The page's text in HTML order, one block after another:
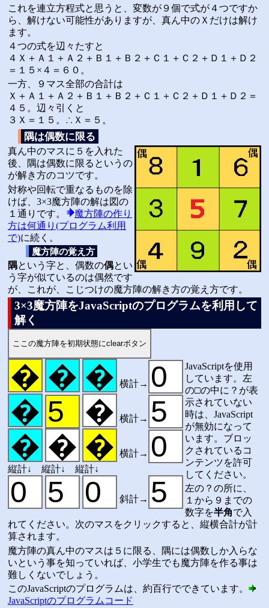
これを連立方程式と思うと、変数が９個で式が４つですか
ら、解けない可能性がありますが、真ん中のＸだけは解け
ます。
４つの式を辺々たすと
４Ｘ＋Ａ１＋Ａ２＋Ｂ１＋Ｂ２＋Ｃ１＋Ｃ２＋Ｄ１＋Ｄ２
＝１５×４＝６０。
一方、９マス全部の合計は
Ｘ＋Ａ１＋Ａ２＋Ｂ１＋Ｂ２＋Ｃ１＋Ｃ２＋Ｄ１＋Ｄ２＝
４５。辺々引くと
３Ｘ＝１５。∴Ｘ＝５。
隅は偶数に限る
真ん中のマスに５を入れた
後、隅は偶数に限るというの
が解き方のコツです。
対称や回転で重なるものを除
けば、3×3魔方陣の解は図の
１通りです。
魔方陣の作り
方は何通り(プログラム利用
で)に続く。
魔方陣の覚え方
隅という字と、偶数の偶とい
う字が似ているのは偶然です
が、これが、こじつけの魔方陣の解き方の覚え方です。
3×3魔方陣をJavaScriptのプログラムを利用して
解く
横計→
横計→
横計→
縦計↓ 縦計↓ 縦計↓
斜計→
JavaScriptを使用
しています。左
の□の中に？が表
示されていない
時は、JavaScript
が無効になって
います。ブロッ
クされているコ
ンテンツを許可
してください。
左の？の所に、
１から９までの
数字を半角で入
れてください。次のマスをクリックすると、縦横合計が計
算されます。
魔方陣の真ん中のマスは５に限る、隅には偶数しか入らな
いという事を知っていれば、小学生でも魔方陣を作る事は
難しくないでしょう。
このJavaScriptのプログラムは、約百行でできています。
JavaScriptのプログラムコード